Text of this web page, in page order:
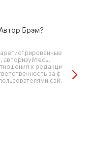
Брэм?
авторизуйтесь.
к редакционной
за форму и
сайта.